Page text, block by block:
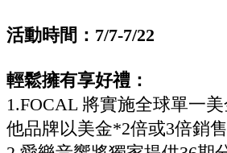
活動時間：7/7-7/22
輕鬆擁有享好禮：
1.FOCAL 將實施全球單一
他品牌以美金*2倍或3倍銷售